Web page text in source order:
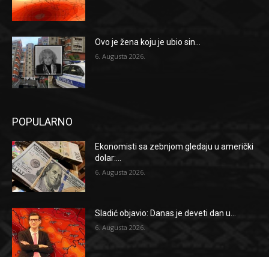
Ovo je žena koju je ubio sin...
6. Augusta 2026.
POPULARNO
Ekonomisti sa zebnjom gledaju u američki
dolar:...
6. Augusta 2026.
Sladić objavio: Danas je deveti dan u...
6. Augusta 2026.